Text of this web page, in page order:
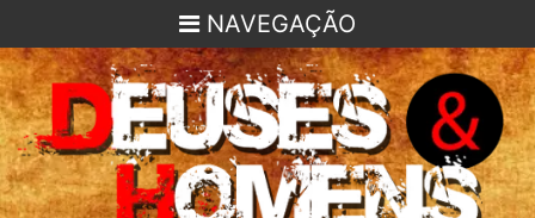
NAVEGAÇÃO